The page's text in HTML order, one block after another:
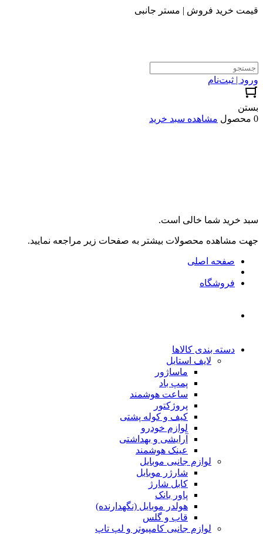
قیمت خرید فروش | مستر جانبی
ورود | ثبت‌نام
بستن
0 محصول
مشاهده سبد خرید
سبد خرید شما خالی است.
جهت مشاهده محصولات بیشتر به صفحات زیر مراجعه نمایید.
صفحه اصلی
فروشگاه
دسته بندی کالاها
لایف استایل
ماساژور
پمپ باد
ساعت هوشمند
پروژکتور
کیف و کوله پشتی
لوازم خودرو
آرایشی و بهداشتی
عینک هوشمند
لوازم جانبی موبایل
شارژر موبایل
کابل شارژ
پاور بانک
هولدر موبایل (نگهدارنده)
قاب و گلس
لوازم جانبی کامپیوتر و لپ تاپ